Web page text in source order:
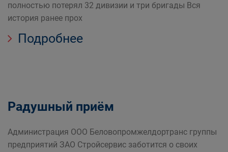
полностью потерял 32 дивизии и три бригады Вся
история ранее прох
Подробнее
Радушный приём
Администрация ООО Беловопромжелдортранс группы
предприятий ЗАО Стройсервис заботится о своих